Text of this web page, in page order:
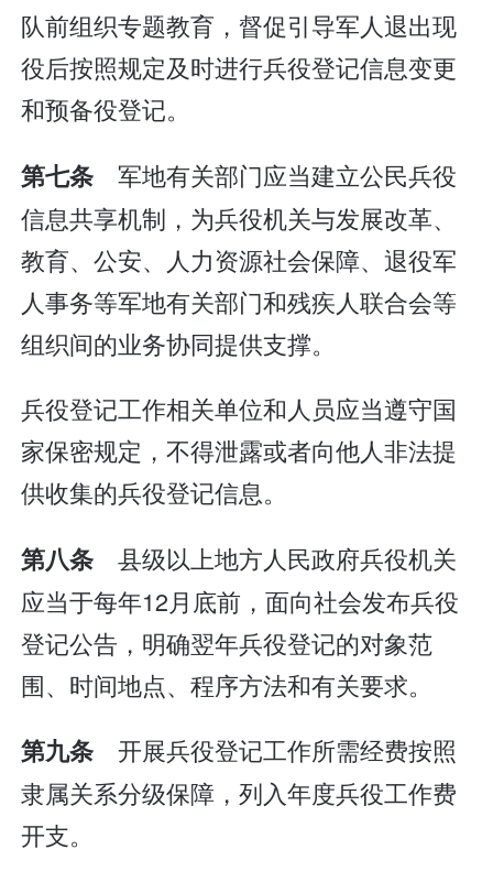
队前组织专题教育，督促引导军人退出现
役后按照规定及时进行兵役登记信息变更
和预备役登记。
第七条军地有关部门应当建立公民兵役
信息共享机制，为兵役机关与发展改革、
教育、公安、人力资源社会保障、退役军
人事务等军地有关部门和残疾人联合会等
组织间的业务协同提供支撑。
兵役登记工作相关单位和人员应当遵守国
家保密规定，不得泄露或者向他人非法提
供收集的兵役登记信息。
第八条县级以上地方人民政府兵役机关
应当于每年12月底前，面向社会发布兵役
登记公告，明确翌年兵役登记的对象范
围、时间地点、程序方法和有关要求。
第九条开展兵役登记工作所需经费按照
隶属关系分级保障，列入年度兵役工作费
开支。